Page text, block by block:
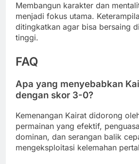
Membangun karakter dan
menjadi fokus utama.
ditingkatkan agar bisa bersaing
tinggi.
FAQ
Apa yang menyebabkan
dengan skor 3-0?
Kemenangan Kairat didorong
permainan yang efektif,
dominan, dan serangan balik
mengeksploitasi kelemahan